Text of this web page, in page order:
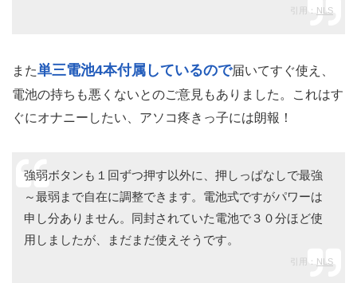
引用： NLS
また単三電池4本付属しているので届いてすぐ使え、
電池の持ちも悪くないとのご意見もありました。これはす
ぐにオナニーしたい、アソコ疼きっ子には朗報！
強弱ボタンも１回ずつ押す以外に、押しっぱなしで最強
～最弱まで自在に調整できます。電池式ですがパワーは
申し分ありません。同封されていた電池で３０分ほど使
用しましたが、まだまだ使えそうです。
引用： NLS